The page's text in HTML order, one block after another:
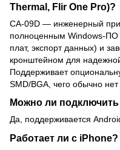
Thermal, Flir One Pro)?
CA-09D — инженерный
полноценным Windows-ПО
плат, экспорт данных) и
кронштейном для
Поддерживает
SMD/BGA, чего обычно
Можно ли
Да, поддерживается
Работает ли с iPhone?